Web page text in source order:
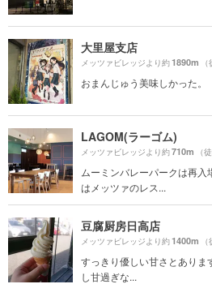
大里屋支店
メッツァビレッジより約1890m
おまんじゅう美味しかった。
LAGOM(ラーゴム)
メッツァビレッジより約710m （
ムーミンバレーパークは再
はメッツァのレス...
豆腐厨房日高店
メッツァビレッジより約1400m
すっきり優しい甘さとありま
し甘過ぎな...